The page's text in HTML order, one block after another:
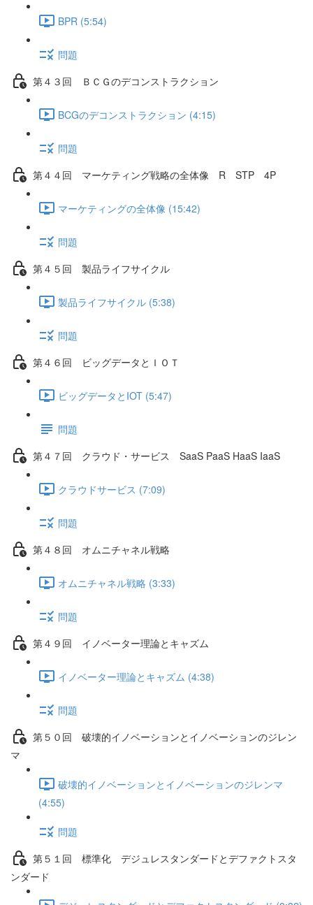
BPR (5:54)
問題
第４３回 ＢＣＧのデコンストラクション
BCGのデコンストラクション (4:15)
問題
第４４回 マーケティング戦略の全体像 R STP 4P
マーケティングの全体像 (15:42)
問題
第４５回 製品ライフサイクル
製品ライフサイクル (5:38)
問題
第４６回 ビッグデータとＩＯＴ
ビッグデータとIOT (5:47)
問題
第４７回 クラウド・サービス SaaS PaaS HaaS IaaS
クラウドサービス (7:09)
問題
第４８回 オムニチャネル戦略
オムニチャネル戦略 (3:33)
問題
第４９回 イノベーター理論とキャズム
イノベーター理論とキャズム (4:38)
問題
第５０回 破壊的イノベーションとイノベーションのジレン
マ
破壊的イノベーションとイノベーションのジレンマ
(4:55)
問題
第５１回 標準化 デジュレスタンダードとデファクトスタ
ンダード